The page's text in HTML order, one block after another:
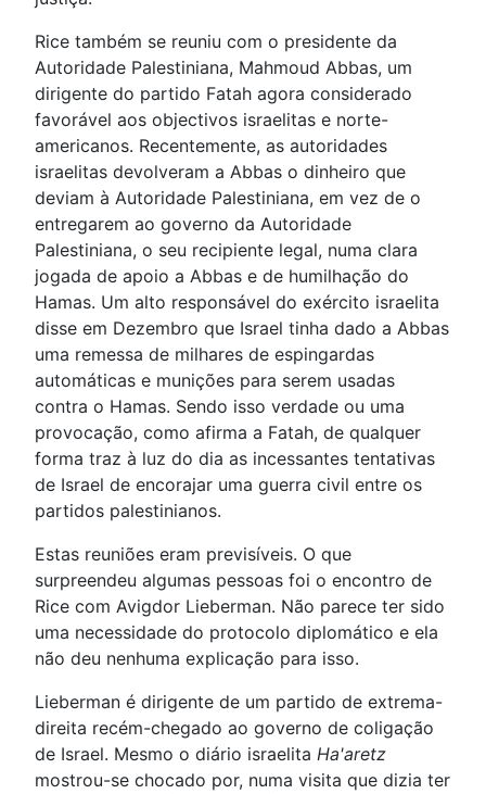
Rice também se reuniu com o presidente da
Autoridade Palestiniana, Mahmoud Abbas, um
dirigente do partido Fatah agora considerado
favorável aos objectivos israelitas e norte-
americanos. Recentemente, as autoridades
israelitas devolveram a Abbas o dinheiro que
deviam à Autoridade Palestiniana, em vez de o
entregarem ao governo da Autoridade
Palestiniana, o seu recipiente legal, numa clara
jogada de apoio a Abbas e de humilhação do
Hamas. Um alto responsável do exército israelita
disse em Dezembro que Israel tinha dado a Abbas
uma remessa de milhares de espingardas
automáticas e munições para serem usadas
contra o Hamas. Sendo isso verdade ou uma
provocação, como afirma a Fatah, de qualquer
forma traz à luz do dia as incessantes tentativas
de Israel de encorajar uma guerra civil entre os
partidos palestinianos.
Estas reuniões eram previsíveis. O que
surpreendeu algumas pessoas foi o encontro de
Rice com Avigdor Lieberman. Não parece ter sido
uma necessidade do protocolo diplomático e ela
não deu nenhuma explicação para isso.
Lieberman é dirigente de um partido de extrema-
direita recém-chegado ao governo de coligação
de Israel. Mesmo o diário israelita Ha'aretz
mostrou-se chocado por, numa visita que dizia ter